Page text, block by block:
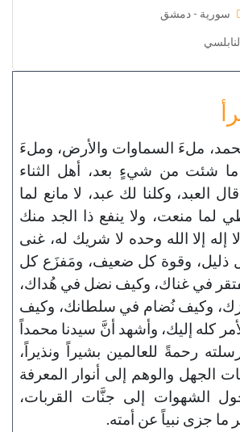
سورية - دمشق
ملءَ السماوات والأرض، وملءَ
ما شئت من شيءٍ بعد، أهل الثناء
العبد، وكلنا لك عبد، لا مانع لما
لما منعت، ولا ينفع ذا الجد منك
إله إلا الله وحده لا شريك له، غنى
ذليل، وقوة كل ضعيف، ومَفزَع كل
في غناك، وكيف نضل في هُداك،
وكيف نُضام في سلطانك، وكيف
كله إليك، وأشهد أنَّ سيدنا محمداً
رحمةً للعالمين بشيراً ونذيراً،
الجهل والوهم إلى أنوار المعرفة
الشهوات إلى جنَّات القربات،
ما جزى نبياً عن أمته.